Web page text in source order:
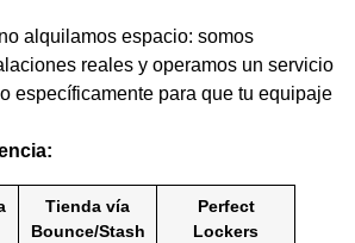
alquilamos espacio: somos
reales y operamos un servicio
específicamente para que tu equipaje
Tienda vía
Bounce/Stash
Perfect
Lockers